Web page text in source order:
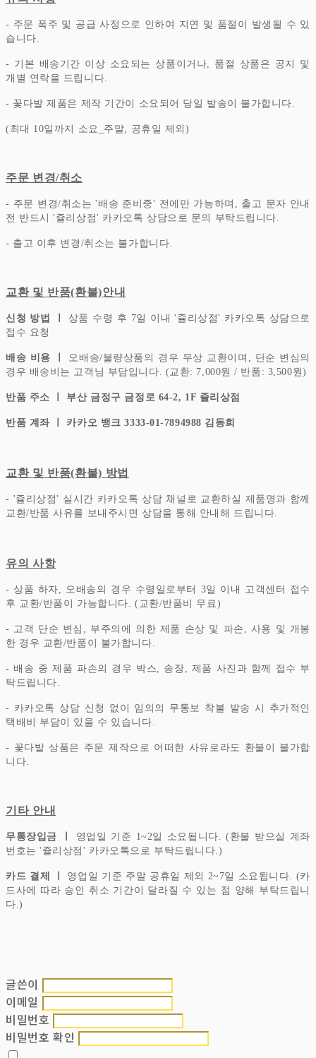
- 주문 폭주 및 공급 사정으로 인하여 지연 및 품절이 발생될 수 있
습니다.
- 기본 배송기간 이상 소요되는 상품이거나, 품절 상품은 공지 및
개별 연락을 드립니다.
- 꽃다발 제품은 제작 기간이 소요되어 당일 발송이 불가합니다.
(최대 10일까지 소요_주말, 공휴일 제외)
주문 변경/취소
- 주문 변경/취소는 '배송 준비중' 전에만 가능하며, 출고 문자 안내
전 반드시 '쥴리상점' 카카오톡 상담으로 문의 부탁드립니다.
- 출고 이후 변경/취소는 불가합니다.
교환 및 반품(환불)안내
신청 방법 ㅣ 상품 수령 후 7일 이내 '쥴리상점' 카카오톡 상담으로
접수 요청
배송 비용 ㅣ
오배송/불량상품의 경우 무상 교환이며, 단순 변심의
경우 배송비는 고객님 부담입니다. (교환: 7,000원 / 반품: 3,500원)
반품 주소 ㅣ 부산 금정구 금정로 64-2, 1F 쥴리상점
반품 계좌 ㅣ 카카오 뱅크 3333-01-7894988 김동희
교환 및 반품(환불) 방법
- '쥴리상점' 실시간 카카오톡 상담 채널로 교환하실 제품명과 함께
교환/반품 사유를 보내주시면 상담을 통해 안내해 드립니다.
유의 사항
- 상품 하자, 오배송의 경우 수령일로부터 3일 이내 고객센터 접수
후 교환/반품이 가능합니다. (교환/반품비 무료)
- 고객 단순 변심, 부주의에 의한 제품 손상 및 파손, 사용 및 개봉
한 경우 교환/반품이 불가합니다.
- 배송 중 제품 파손의 경우 박스, 송장, 제품 사진과 함께 접수 부
탁드립니다.
- 카카오톡 상담 신청 없이 임의의 무통보 착불 발송 시 추가적인
택배비 부담이 있을 수 있습니다.
- 꽃다발 상품은 주문 제작으로 어떠한 사유로라도 환불이 불가합
니다.
기타 안내
무통장입금 ㅣ 영업일 기준 1~2일 소요됩니다. (환불 받으실 계좌
번호는 '쥴리상점' 카카오톡으로 부탁드립니다.)
카드 결제 ㅣ 영업일 기준 주말 공휴일 제외 2~7일 소요됩니다. (카
드사에 따라 승인 취소 기간이 달라질 수 있는 점 양해 부탁드립니
다.)
글쓴이
이메일
비밀번호
비밀번호 확인